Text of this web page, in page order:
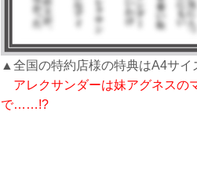
▲全国の特約店様の特典はA4サイ
アレクサンダーは妹アグネスの
で……!?